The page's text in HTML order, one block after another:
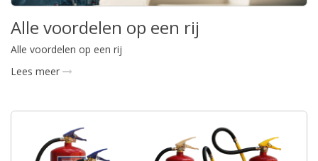
Alle voordelen op een rij
Alle voordelen op een rij
Lees meer